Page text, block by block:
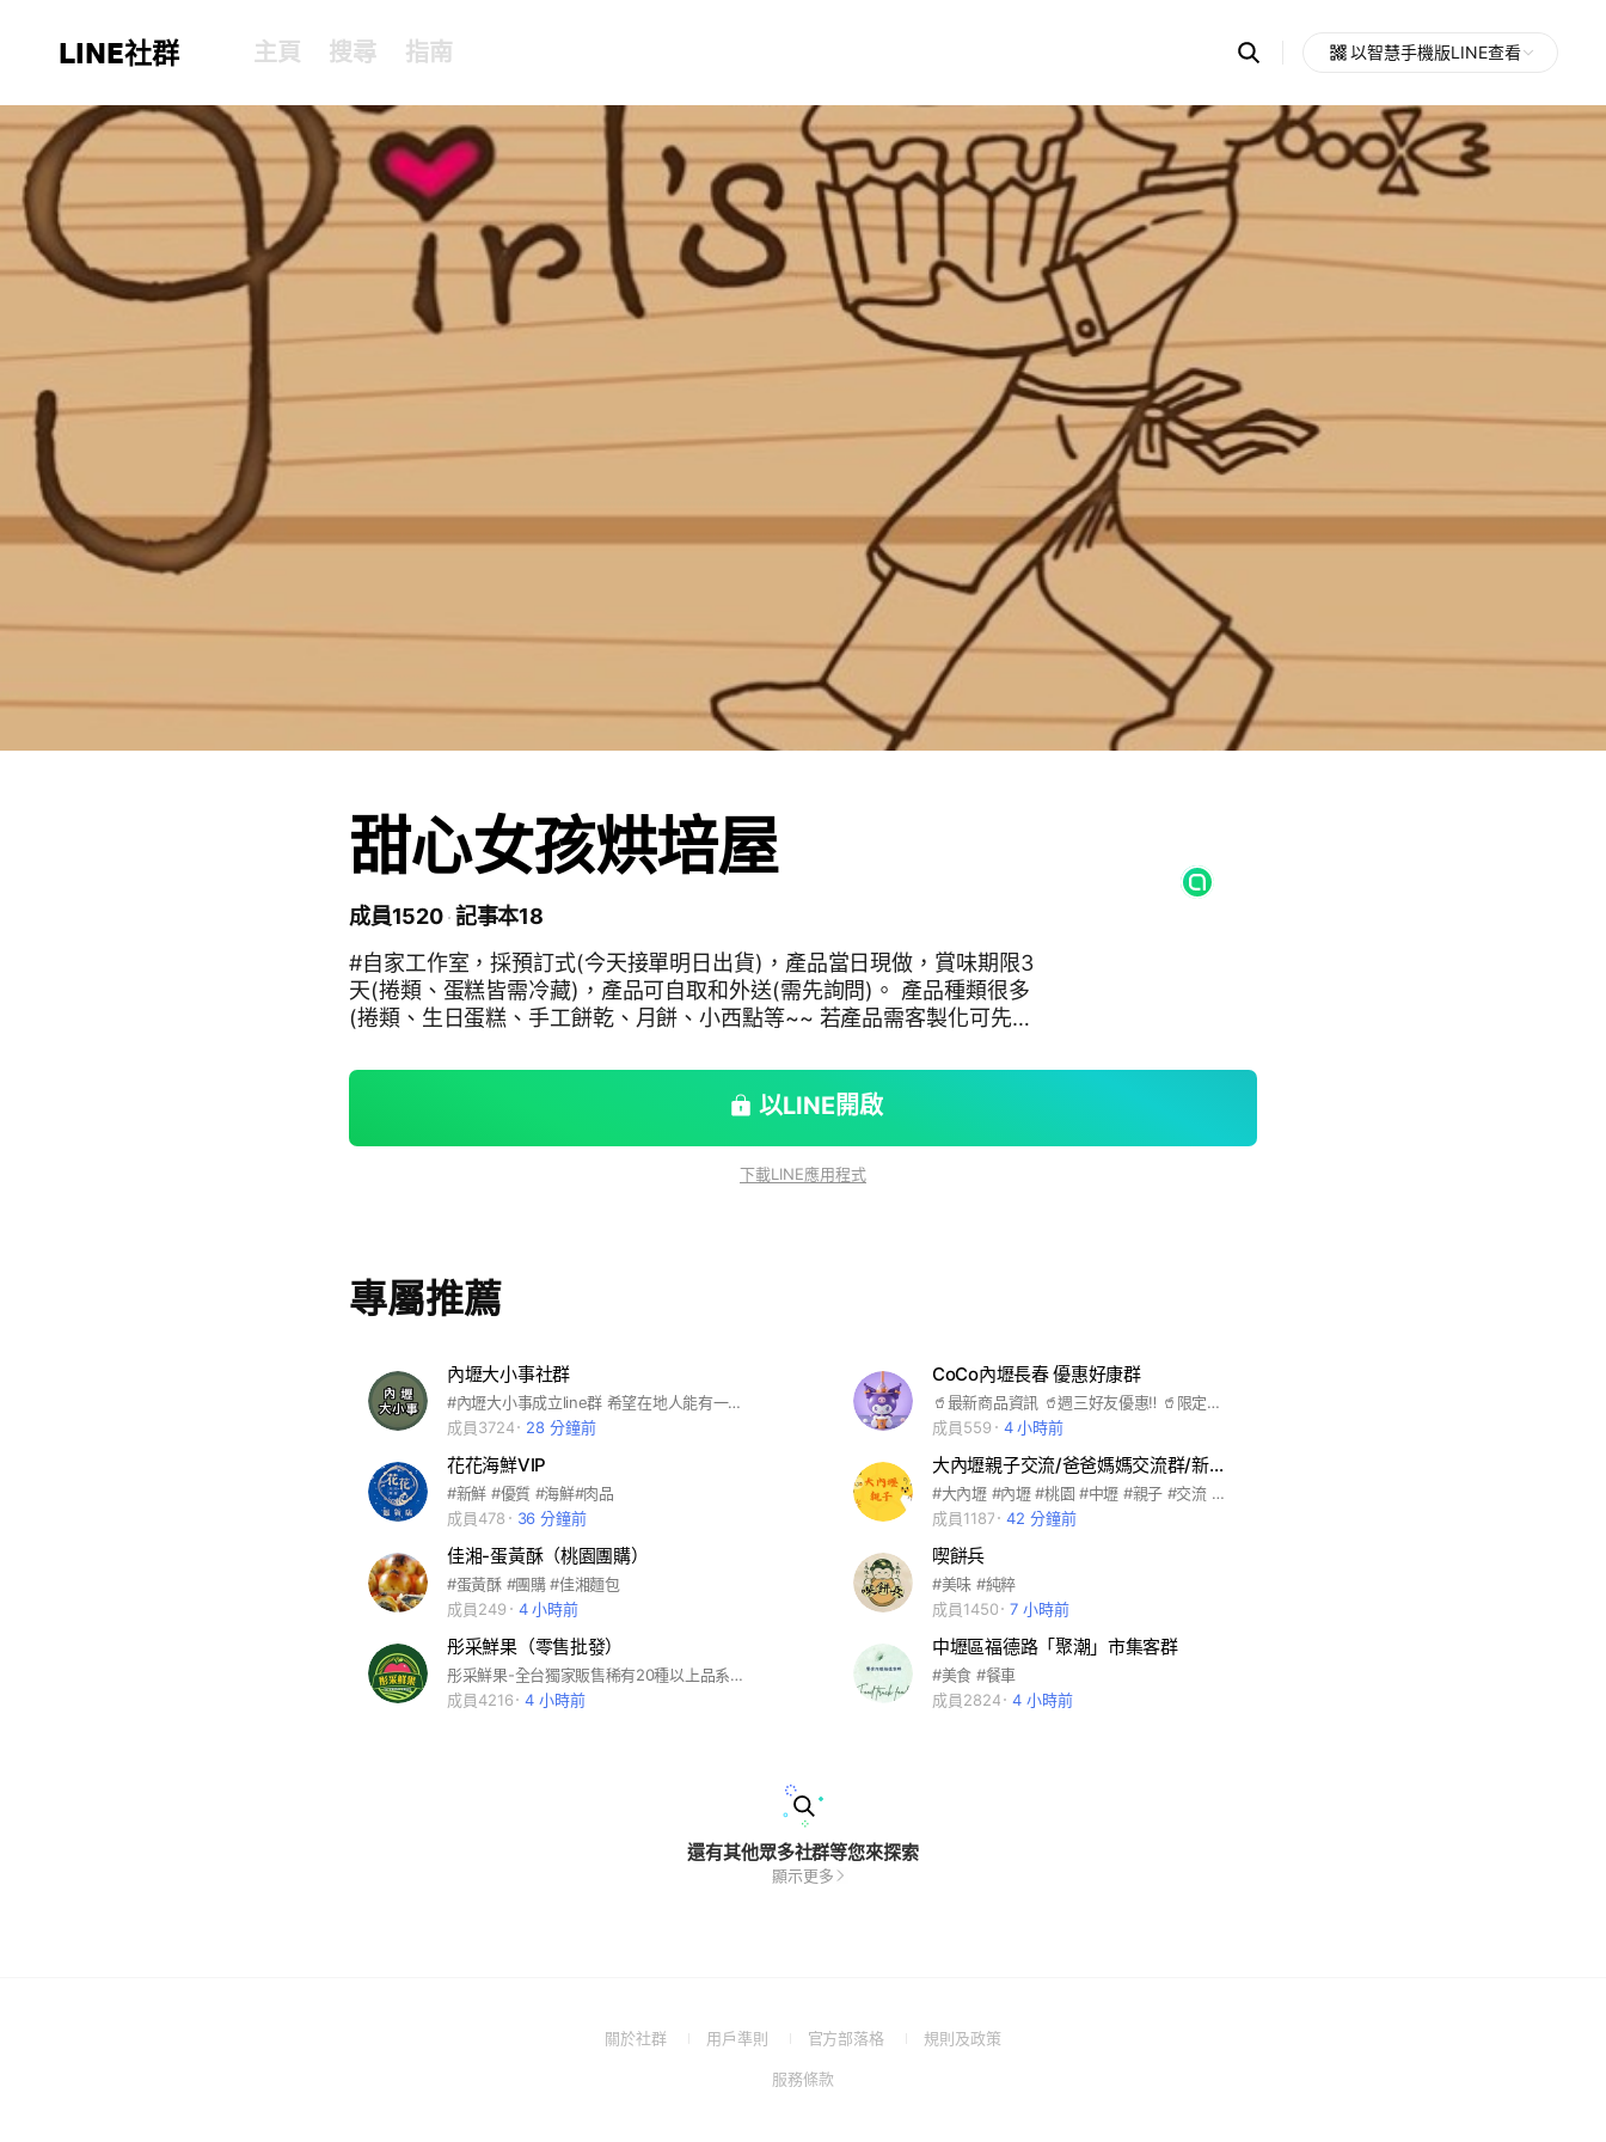
LINE社群 主頁 搜尋 指南 Search
OpenChats
messages
search
area
以智慧手機版LINE查看
甜心女孩烘培屋
成員1520 記事本18
#自家工作室，採預訂式(今天接單明日出貨)，產品當日現做，賞味期限3
天(捲類、蛋糕皆需冷藏)，產品可自取和外送(需先詢問)。 產品種類很多
(捲類、生日蛋糕、手工餅乾、月餅、小西點等~~ 若產品需客製化可先詢
以LINE開啟
下載LINE應用程式
專屬推薦
內壢大小事社群
#內壢大小事成立line群 希望在地人能有一手訊息，管理員設立"內壢大小事"時，一直期望內壢人擁有更清楚的資訊，主要也是給在地店家推廣但請打上地址，本群沒有宮廟及政治立場切勿宣傳政治活動及早晚安，管理員們也是無私奉獻經營，期盼希望讓內壢發展的愈來愈好，讓內壢有互助互惠尊重的交流空間。如違法行為未依照規定者line群將直接會將封鎖惕除請鄉親配合感謝🙏
成員3724
28 分鐘前
CoCo內壢長春 優惠好康群
🥤最新商品資訊 🥤週三好友優惠‼️ 🥤限定店家特價優惠‼️
成員559
4 小時前
花花海鮮VIP
#新鮮 #優質 #海鮮#肉品
成員478
36 分鐘前
大內壢親子交流/爸爸媽媽交流群/新手爸媽/職業級爸媽
#大內壢 #內壢 #桃園 #中壢 #親子 #交流 #小孩 #孩童 #孩子 #媽媽 #爸爸 #新手 #老手 #職業媽媽 #職業爸爸 #育兒 #補助 #學校 #幼稚園 #桃園大小事 #中壢大小事 #內壢大小事 #我是桃園人 #我是中壢人 #我是內壢人 #內壢生活圈 #內壢親子 #國小 #國中 #高中 #大學 #研究學 #共學 #共讀 #家庭 #內壢補助 #內壢人 #中壢人 #桃園人
成員1187
42 分鐘前
佳湘-蛋黃酥（桃園團購）
#蛋黃酥 #團購 #佳湘麵包
成員249
4 小時前
喫餅兵
#美味 #純粹
成員1450
7 小時前
彤采鮮果（零售批發）
彤采鮮果-全台獨家販售稀有20種以上品系大湖草莓🍓自產自銷，批發零售，讓您吃的安心。紐西蘭澳洲櫻桃🍒，台產季節水果。 精緻水果禮盒。 水果基本保固服務，大桃園🈵500元免運費。外縣市黑貓冷藏運費150元
成員4216
4 小時前
中壢區福德路「聚潮」市集客群
#美食 #餐車
成員2824
4 小時前
還有其他眾多社群等您來探索
顯示更多
關於社群
(Open用戶準則
(Open
a
官方部落格
(Open規則及政策(Open
服務條款(Open